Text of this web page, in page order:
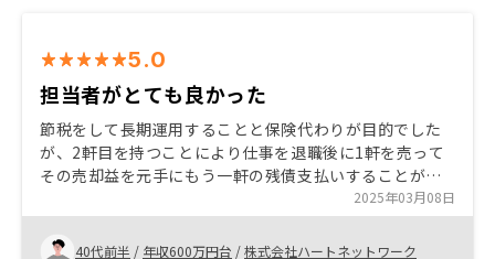
5.0
担当者がとても良かった
節税をして長期運用することと保険代わりが目的でした
が、2軒目を持つことにより仕事を退職後に1軒を売って
その売却益を元手にもう一軒の残債支払いすることが出
来れば更に資産形成がしやすいと思いました。これから
資産価値がどうなるかは不安が少しあるもののシミュレ
ーションがしっかりされていたことと担当者が信頼でき
2025年03月08日
40代前半 / 年収600万円台 /株式会社ハートネットワーク